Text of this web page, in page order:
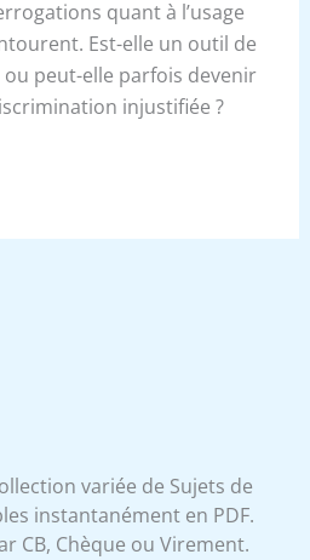
quant à l’usage
Est-elle un outil de
peut-elle parfois devenir
injustifiée ?
variée de Sujets de
instantanément en PDF.
CB, Chèque ou Virement.